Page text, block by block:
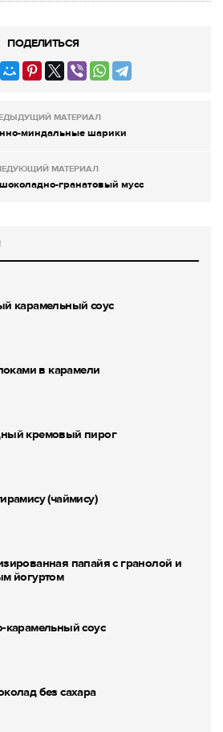
ПОДЕЛИТЬСЯ
МАТЕРИАЛ
миндальные шарики
МАТЕРИАЛ
гранатовый мусс
карамельный соус
в карамели
кремовый пирог
(чаймису)
папайя с гранолой и
йогуртом
карамельный соус
без сахара